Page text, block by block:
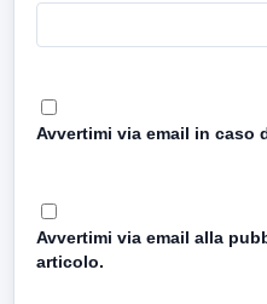
Avvertimi via email in caso
Avvertimi via email alla
articolo.